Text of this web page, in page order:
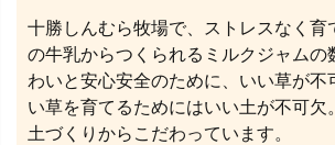
十勝しんむら牧場で、ストレスなく育
の牛乳からつくられるミルクジャムの
わいと安心安全のために、いい草が不
い草を育てるためにはいい土が不可欠
土づくりからこだわっています。